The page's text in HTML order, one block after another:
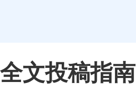
全文投稿指南